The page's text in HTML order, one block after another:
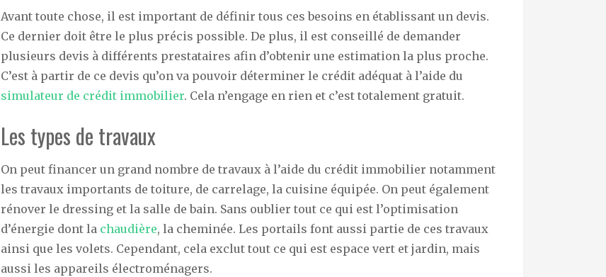
Avant toute chose, il est important de définir tous ces besoins en établissant un devis.
Ce dernier doit être le plus précis possible. De plus, il est conseillé de demander
plusieurs devis à différents prestataires afin d’obtenir une estimation la plus proche.
C’est à partir de ce devis qu’on va pouvoir déterminer le crédit adéquat à l’aide du
simulateur de crédit immobilier. Cela n’engage en rien et c’est totalement gratuit.
Les types de travaux
On peut financer un grand nombre de travaux à l’aide du crédit immobilier notamment
les travaux importants de toiture, de carrelage, la cuisine équipée. On peut également
rénover le dressing et la salle de bain. Sans oublier tout ce qui est l’optimisation
d’énergie dont la chaudière, la cheminée. Les portails font aussi partie de ces travaux
ainsi que les volets. Cependant, cela exclut tout ce qui est espace vert et jardin, mais
aussi les appareils électroménagers.